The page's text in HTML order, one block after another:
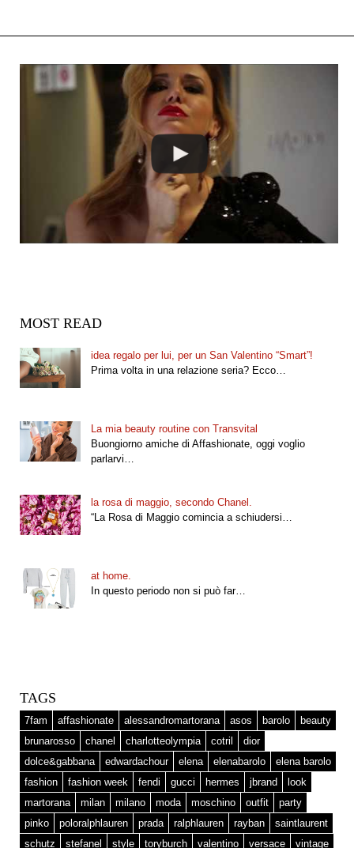
MOST READ
idea regalo per lui, per un San Valentino “Smart”!
Prima volta in una relazione seria? Ecco…
La mia beauty routine con Transvital
Buongiorno amiche di Affashionate, oggi voglio
parlarvi…
la rosa di maggio, secondo Chanel.
“La Rosa di Maggio comincia a schiudersi…
at home.
In questo periodo non si può far…
TAGS
7fam affashionate alessandromartorana asos barolo
beauty
brunarosso
chanel charlotteolympia cotril
dior
dolce&gabbana
edwardachour elena elenabarolo
elena barolo
fashion
fashion week fendi gucci hermes jbrand
look
martorana
milan milano moda moschino outfit
party
pinko
poloralphlauren prada ralphlauren rayban
saintlaurent
schutz
stefanel style toryburch valentino versace vintage